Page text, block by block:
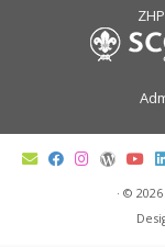
· © 2026